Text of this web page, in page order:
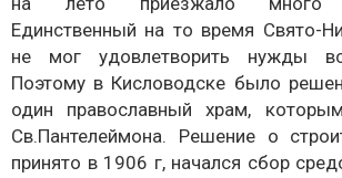
Единственный на то время Свято-
не мог удовлетворить нужды
Поэтому в Кисловодске было
один православный храм,
Св.Пантелеймона. Решение о
принято в 1906 г, начался сбор